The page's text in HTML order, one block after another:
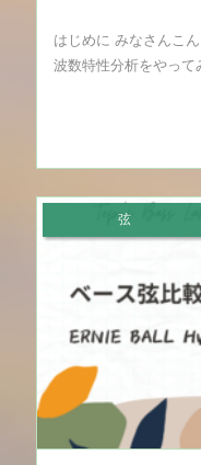
はじめに みなさんこ
波数特性分析をやって
弦